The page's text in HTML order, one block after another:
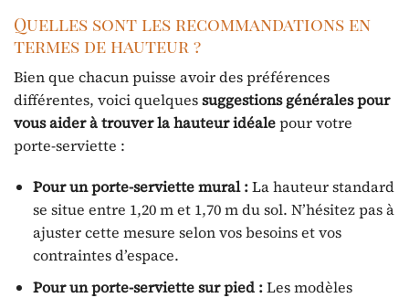
Quelles sont les recommandations en
termes de hauteur ?
Bien que chacun puisse avoir des préférences
différentes, voici quelquessuggestions générales pour
vous aider à trouver la hauteur idéalepour votre
porte-serviette :
Pour un porte-serviette mural :La hauteur standard
se situe entre 1,20 m et 1,70 m du sol. N’hésitez pas à
ajuster cette mesure selon vos besoins et vos
contraintes d’espace.
Pour un porte-serviette sur pied :Les modèles